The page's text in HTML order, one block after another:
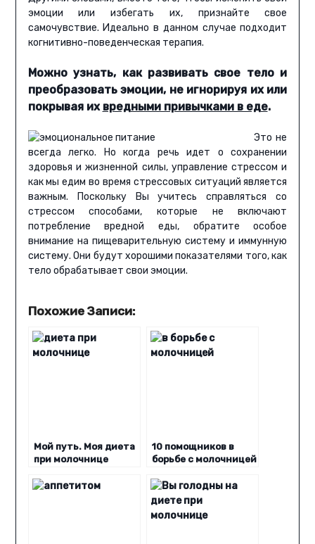
эмоции или избегать их, признайте свое
самочувствие. Идеально в данном случае подходит
когнитивно-поведенческая терапия.
Можно узнать, как развивать свое тело и
преобразовать эмоции, не игнорируя их или
покрывая их вредными привычками в еде.
Это не
всегда легко. Но когда речь идет о сохранении
здоровья и жизненной силы, управление стрессом и
как мы едим во время стрессовых ситуаций является
важным. Поскольку Вы учитесь справляться со
стрессом способами, которые не включают
потребление вредной еды, обратите особое
внимание на пищеварительную систему и иммунную
систему. Они будут хорошими показателями того, как
тело обрабатывает свои эмоции.
Похожие Записи:
Мой путь. Моя диета
при молочнице
10 помощников в
борьбе с молочницей